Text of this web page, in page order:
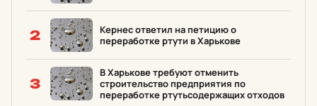
2
Кернес ответил на петицию о
переработке ртути в Харькове
3
В Харькове требуют отменить
строительство предприятия по
переработке ртутьсодержащих отходов